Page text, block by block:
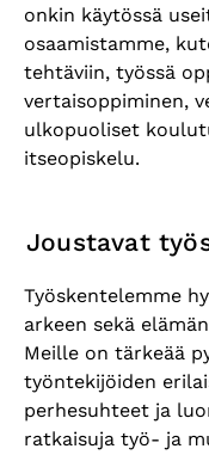
onkin käytössä
osaamistamme,
tehtäviin, työssä
vertaisoppiminen,
ulkopuoliset
itseopiskelu.
Joustavat
Työskentelemme
arkeen sekä
Meille on tärkeää
työntekijöiden
perhesuhteet ja
ratkaisuja työ- ja